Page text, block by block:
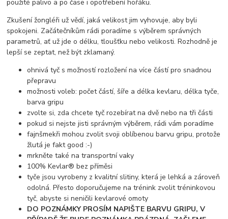
použité palivo a po čase i opotřebení hořáku.
Zkušení žongléři už vědí, jaká velikost jim vyhovuje, aby byli
spokojeni. Začátečníkům rádi poradíme s výběrem správných
parametrů, ať už jde o délku, tloušťku nebo velikosti. Rozhodně je
lepší se zeptat, než být zklamaný.
ohnivá tyč s možností rozložení na více částí pro snadnou
přepravu
možnosti voleb: počet částí, šíře a délka kevlaru, délka tyče,
barva gripu
zvolte si, zda chcete tyč rozebírat na dvě nebo na tři části
pokud si nejste jisti správným výběrem, rádi vám poradíme
fajnšmekři mohou zvolit svoji oblíbenou barvu gripu, protože
žlutá je fakt good :-)
mrkněte také na transportní vaky
100% Kevlar® bez příměsi
tyče jsou vyrobeny z kvalitní slitiny, která je lehká a zároveň
odolná. Přesto doporučujeme na trénink zvolit tréninkovou
tyč, abyste si neničili kevlarové omoty
DO POZNÁMKY PROSÍM NAPIŠTE BARVU GRIPU, V